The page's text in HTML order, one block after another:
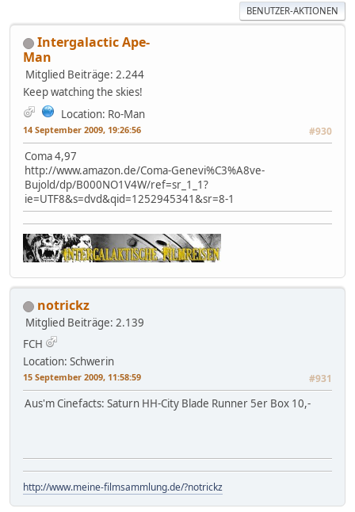
BENUTZER-AKTIONEN
Intergalactic Ape-
Man
Mitglied Beiträge: 2.244
Keep watching the skies!
Location: Ro-Man
14 September 2009, 19:26:56 #930
Coma 4,97
http://www.amazon.de/Coma-Genevi%C3%A8ve-
Bujold/dp/B000NO1V4W/ref=sr_1_1?
ie=UTF8&s=dvd&qid=1252945341&sr=8-1
notrickz
Mitglied Beiträge: 2.139
FCH
Location: Schwerin
15 September 2009, 11:58:59 #931
Aus'm Cinefacts: Saturn HH-City Blade Runner 5er Box 10,-
http://www.meine-filmsammlung.de/?notrickz